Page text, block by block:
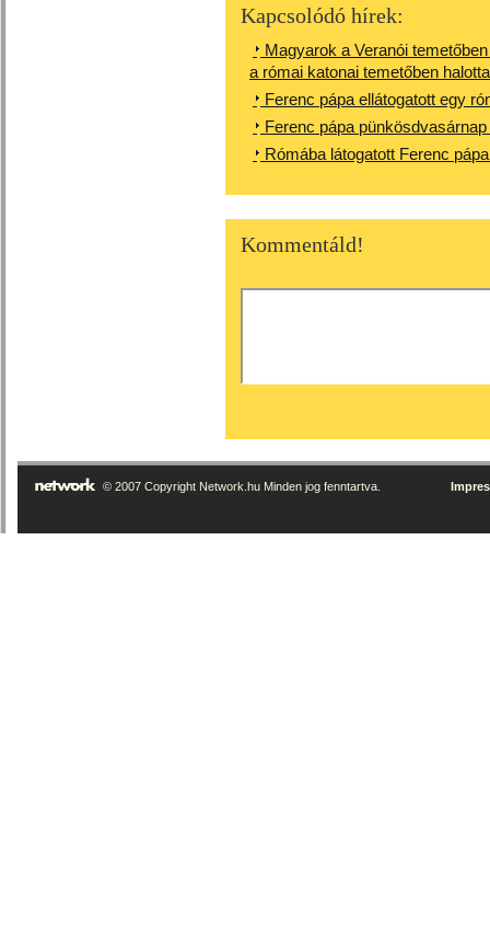
Kapcsolódó hírek:
Magyarok a Veranói
a római katonai temetőben
Ferenc pápa ellátogatott egy
Ferenc pápa
Rómába látogatott Ferenc
Kommentáld!
© 2007 Copyright Network.hu Minden jog fenntartva.